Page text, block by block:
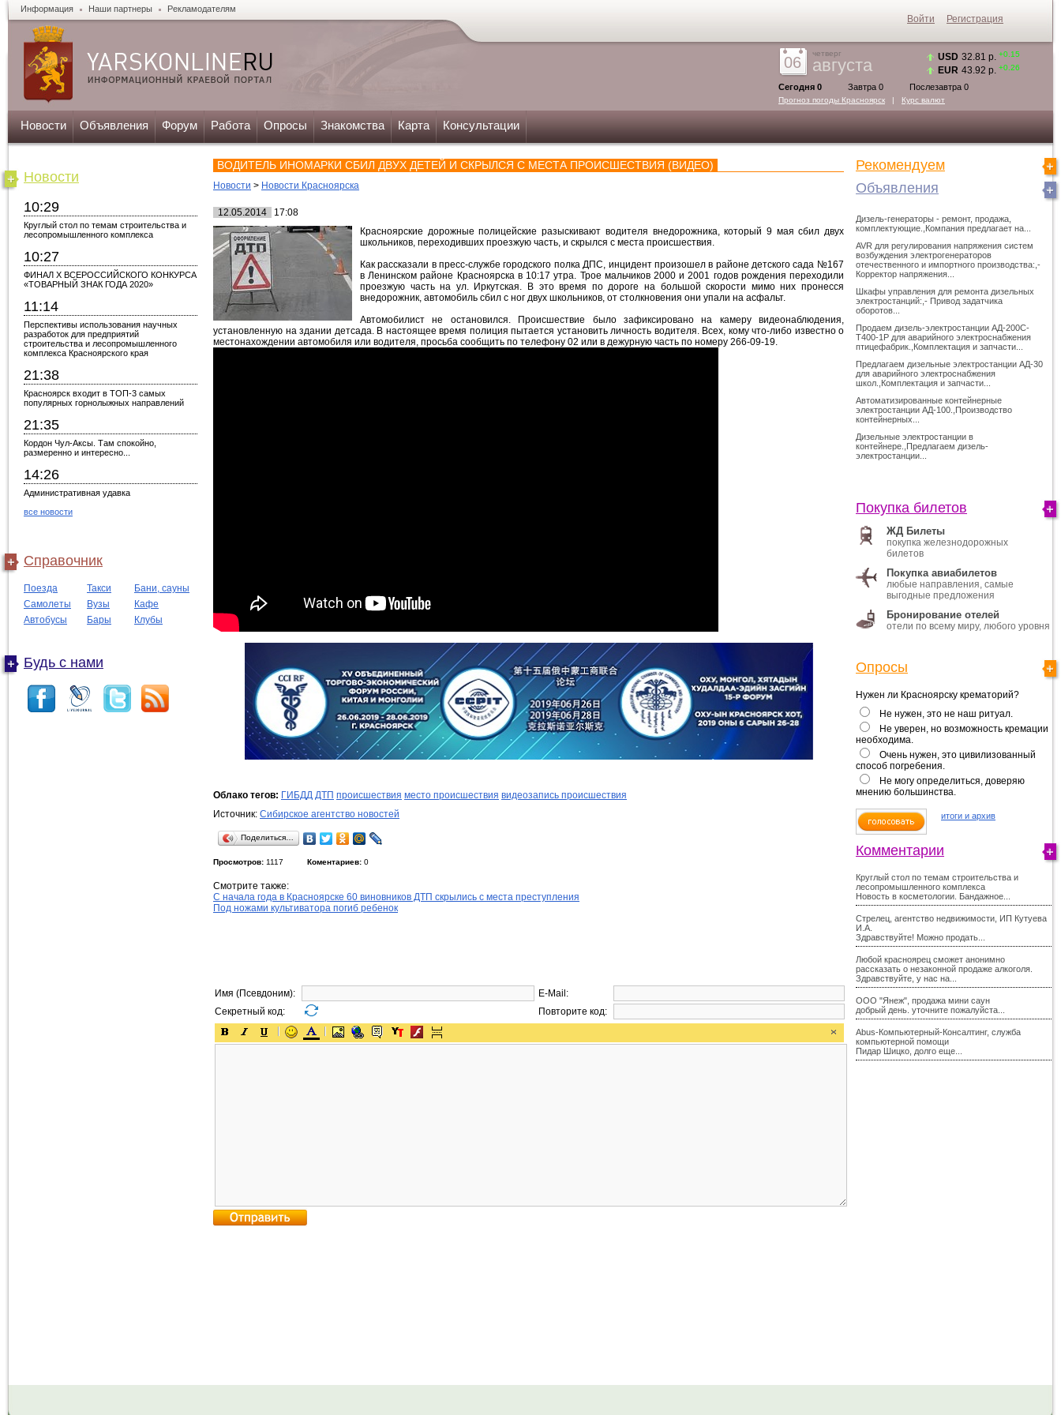
Информация Наши партнеры Рекламодателям
06
четверг
августа
Сегодня 0 Завтра 0 Послезавтра 0
Прогноз погоды Красноярск | Курс валют
USD 32.81 р. +0.15
EUR 43.92 р. +0.26
Новости Объявления Форум Работа Опросы Знакомства Карта Консультации
Новости
10:29
Круглый стол по темам строительства и
лесопромышленного комплекса
10:27
ФИНАЛ X ВСЕРОССИЙСКОГО КОНКУРСА
«ТОВАРНЫЙ ЗНАК ГОДА 2020»
11:14
Перспективы использования научных
разработок для предприятий
строительства и лесопромышленного
комплекса Красноярского края
21:38
Красноярск входит в ТОП-3 самых
популярных горнолыжных направлений
21:35
Кордон Чул-Аксы. Там спокойно,
размеренно и интересно...
14:26
Административная удавка
все новости
Справочник
Поезда Такси
Бани, сауны
Самолеты
Вузы
Кафе
Автобусы
Бары Клубы
Будь с нами
ВОДИТЕЛЬ ИНОМАРКИ СБИЛ ДВУХ ДЕТЕЙ И СКРЫЛСЯ С МЕСТА ПРОИСШЕСТВИЯ (ВИДЕО)
Новости > Новости Красноярска
12.05.2014
17:08
Красноярские дорожные полицейские разыскивают водителя внедорожника, который 9 мая сбил двух
школьников, переходивших проезжую часть, и скрылся с места происшествия.
Как рассказали в пресс-службе городского полка ДПС, инцидент произошел в районе детского сада №167
в Ленинском районе Красноярска в 10:17 утра. Трое мальчиков 2000 и 2001 годов рождения переходили
проезжую часть на ул. Иркутская. В это время по дороге на большой скорости мимо них пронесся
внедорожник, автомобиль сбил с ног двух школьников, от столкновения они упали на асфальт.
Автомобилист не остановился. Происшествие было зафиксировано на камеру видеонаблюдения,
установленную на здании детсада. В настоящее время полиция пытается установить личность водителя. Всех, кому что-либо известно о
местонахождении автомобиля или водителя, просьба сообщить по телефону 02 или в дежурную часть по номеру 266-09-19.
Облако тегов: ГИБДД ДТП происшествия место происшествия видеозапись происшествия
Источник: Сибирское агентство новостей
Поделиться…
Просмотров: 1117 Коментариев: 0
Смотрите также:
С начала года в Красноярске 60 виновников ДТП скрылись с места преступления
Под ножами культиватора погиб ребенок
Имя (Псевдоним):
E-Mail:
Секретный код:
Повторите код:
Рекомендуем
Объявления
Дизель-генераторы - ремонт, продажа,
комплектующие.,Компания предлагает на...
AVR для регулирования напряжения систем
возбуждения электрогенераторов
отечественного и импортного производства:,-
Корректор напряжения...
Шкафы управления для ремонта дизельных
электростанций:,- Привод задатчика
оборотов...
Продаем дизель-электростанции АД-200С-
Т400-1Р для аварийного электроснабжения
птицефабрик.,Комплектация и запчасти...
Предлагаем дизельные электростанции АД-30
для аварийного электроснабжения
школ.,Комплектация и запчасти...
Автоматизированные контейнерные
электростанции АД-100.,Производство
контейнерных...
Дизельные электростанции в
контейнере.,Предлагаем дизель-
электростанции...
Покупка билетов
ЖД Билеты
покупка железнодорожных
билетов
Покупка авиабилетов
любые направления, самые
выгодные предложения
Бронирование отелей
отели по всему миру, любого уровня
Опросы
Нужен ли Красноярску крематорий?
Не нужен, это не наш ритуал.
Не уверен, но возможность кремации
необходима.
Очень нужен, это цивилизованный
способ погребения.
Не могу определиться, доверяю
мнению большинства.
итоги и архив
Комментарии
Круглый стол по темам строительства и
лесопромышленного комплекса
Новость в косметологии. Бандажное...
Стрелец, агентство недвижимости, ИП Кутуева
И.А.
Здравствуйте! Можно продать...
Любой красноярец сможет анонимно
рассказать о незаконной продаже алкоголя.
Здравствуйте, у нас на...
ООО "Янеж", продажа мини саун
добрый день. уточните пожалуйста...
Abus-Компьютерный-Консалтинг, служба
компьютерной помощи
Пидар Шицко, долго еще...
Войти Регистрация